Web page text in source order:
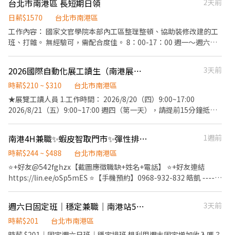
台北市南港區 長短期日領
2天前
日薪$1570
台北市南港區
工作內容： 國家文官學院本部內工區整理整頓、協助裝修改建的工
班、打雜。 無經驗可，需配合度佳。 8：00-17：00 週一～週六都
2026國際自動化展工讀生（南港展覽館）
3天前
時薪$210 ~ $310
台北市南港區
★展覽工讀人員 1.工作時間： 2026/8/20（四）9:00~17:00
2026/8/21（五）9:00~17:00 週四（第一天），請提前15分鐘抵達
南港4H兼職✨蝦皮智取門市✨彈性排班✨時薪244-264✨無經驗可✨PW
1週前
時薪$244 ~ $488
台北市南港區
⭐+好友@542fghzx【截圖應徵職缺+姓名+電話】 ⭐+好友連結
https://lin.ee/oSp5mES ⭐【手機預約】0968-932-832 皓凱 ------
盤點、理貨、上架等 2. 維持門市作業區環境、清潔維護作業 3. 智取
店為無人商店，有跑點需求(少數區域除外) 早班全班兼職人員每日
工作門店會分在3-5間門市排班 晚班兼職人員每日工作門店會分在
週六日固定班｜穩定兼職｜南港站5分鐘
3天前
時薪$201
台北市南港區